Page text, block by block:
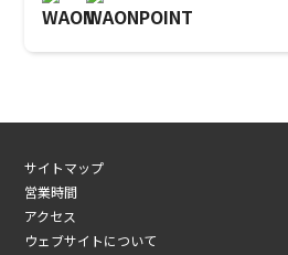
サイトマップ
営業時間
アクセス
ウェブサイトについて